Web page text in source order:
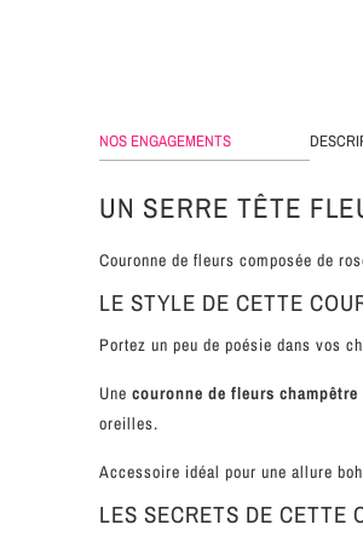
NOS ENGAGEMENTS
UN SERRE TÊTE
Couronne de fleurs composée de
LE STYLE DE CETTE
Portez un peu de poésie dans vos
Une couronne de fleurs champêtre
oreilles.
Accessoire idéal pour une allure
LES SECRETS DE CETTE